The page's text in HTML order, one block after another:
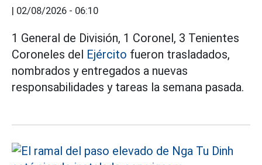
| 02/08/2026 - 06:10
1 General de División, 1 Coronel, 3 Tenientes
Coroneles del Ejército fueron trasladados,
nombrados y entregados a nuevas
responsabilidades y tareas la semana pasada.